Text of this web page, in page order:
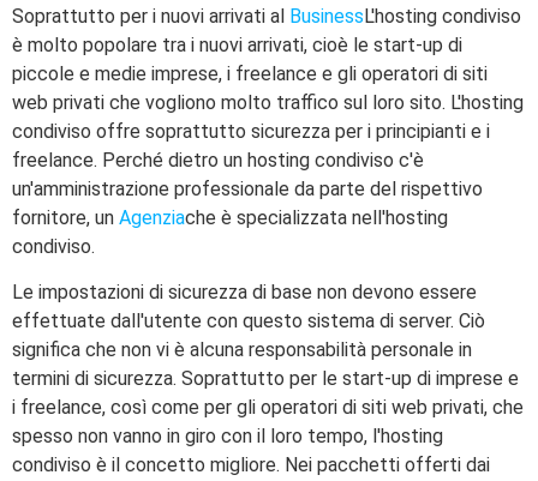
Soprattutto per i nuovi arrivati al BusinessL'hosting condiviso
è molto popolare tra i nuovi arrivati, cioè le start-up di
piccole e medie imprese, i freelance e gli operatori di siti
web privati che vogliono molto traffico sul loro sito. L'hosting
condiviso offre soprattutto sicurezza per i principianti e i
freelance. Perché dietro un hosting condiviso c'è
un'amministrazione professionale da parte del rispettivo
fornitore, un Agenziache è specializzata nell'hosting
condiviso.
Le impostazioni di sicurezza di base non devono essere
effettuate dall'utente con questo sistema di server. Ciò
significa che non vi è alcuna responsabilità personale in
termini di sicurezza. Soprattutto per le start-up di imprese e
i freelance, così come per gli operatori di siti web privati, che
spesso non vanno in giro con il loro tempo, l'hosting
condiviso è il concetto migliore. Nei pacchetti offerti dai